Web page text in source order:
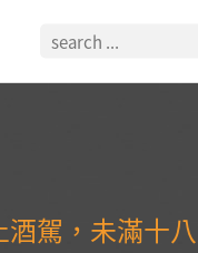
駕，未滿十